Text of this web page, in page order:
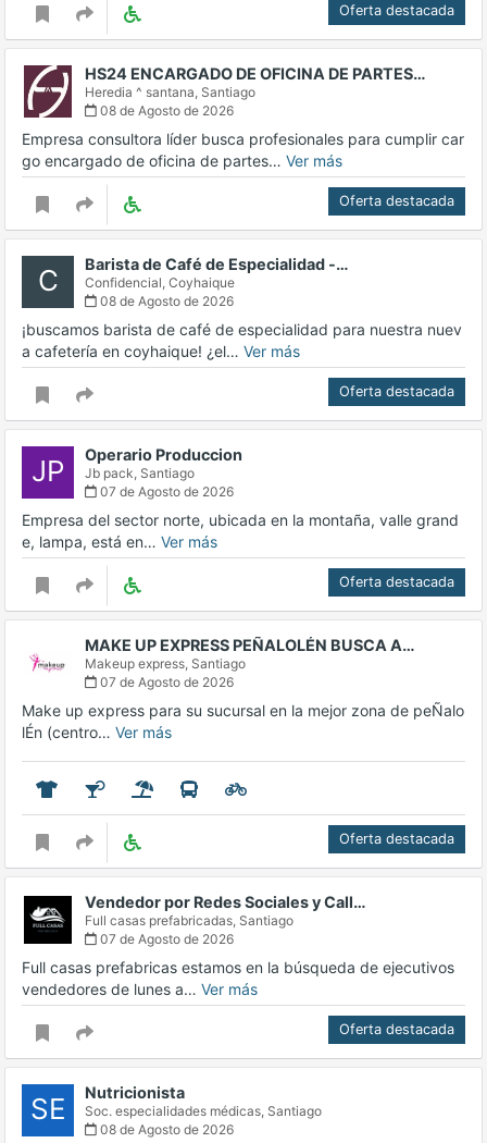
Oferta destacada
HS24 ENCARGADO DE OFICINA DE PARTES…
Heredia ^ santana, Santiago
08 de Agosto de 2026
Empresa consultora líder busca profesionales para cumplir car
go encargado de oficina de partes… Ver más
Oferta destacada
C Barista de Café de Especialidad -…
Confidencial, Coyhaique
08 de Agosto de 2026
¡buscamos barista de café de especialidad para nuestra nuev
a cafetería en coyhaique! ¿el… Ver más
Oferta destacada
JP Operario Produccion
Jb pack, Santiago
07 de Agosto de 2026
Empresa del sector norte, ubicada en la montaña, valle grand
e, lampa, está en… Ver más
Oferta destacada
MAKE UP EXPRESS PEÑALOLÉN BUSCA A…
Makeup express, Santiago
07 de Agosto de 2026
Make up express para su sucursal en la mejor zona de peÑalo
lÉn (centro… Ver más
Oferta destacada
Vendedor por Redes Sociales y Call…
Full casas prefabricadas, Santiago
07 de Agosto de 2026
Full casas prefabricas estamos en la búsqueda de ejecutivos
vendedores de lunes a… Ver más
Oferta destacada
SE Nutricionista
Soc. especialidades médicas, Santiago
08 de Agosto de 2026